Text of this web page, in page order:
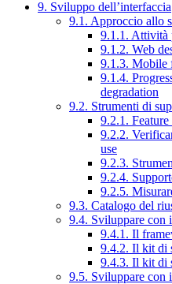
9. Sviluppo dell’interfaccia
9.1. Approccio allo
9.1.1. Attività
9.1.2. Web
9.1.3. Mobile
9.1.4.
degradation
9.2. Strumenti di
9.2.1. Feature
9.2.2.
use
9.2.3.
9.2.4.
9.2.5.
9.3. Catalogo del
9.4. Sviluppare con
9.4.1. Il
9.4.2. Il kit di
9.4.3. Il kit di
9.5. Sviluppare con